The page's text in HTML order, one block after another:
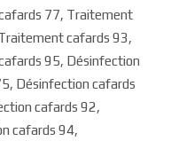
77, Traitement
cafards 93,
95, Désinfection
Désinfection cafards
cafards 92,
cafards 94,